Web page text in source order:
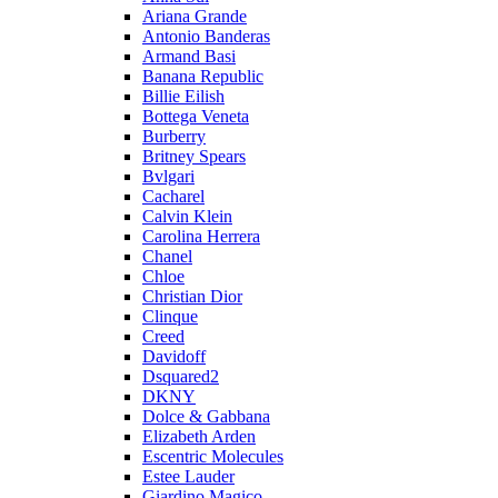
Ariana Grande
Antonio Banderas
Armand Basi
Banana Republic
Billie Eilish
Bottega Veneta
Burberry
Britney Spears
Bvlgari
Cacharel
Calvin Klein
Carolina Herrera
Chanel
Chloe
Christian Dior
Clinque
Creed
Davidoff
Dsquared2
DKNY
Dolce & Gabbana
Elizabeth Arden
Escentric Molecules
Estee Lauder